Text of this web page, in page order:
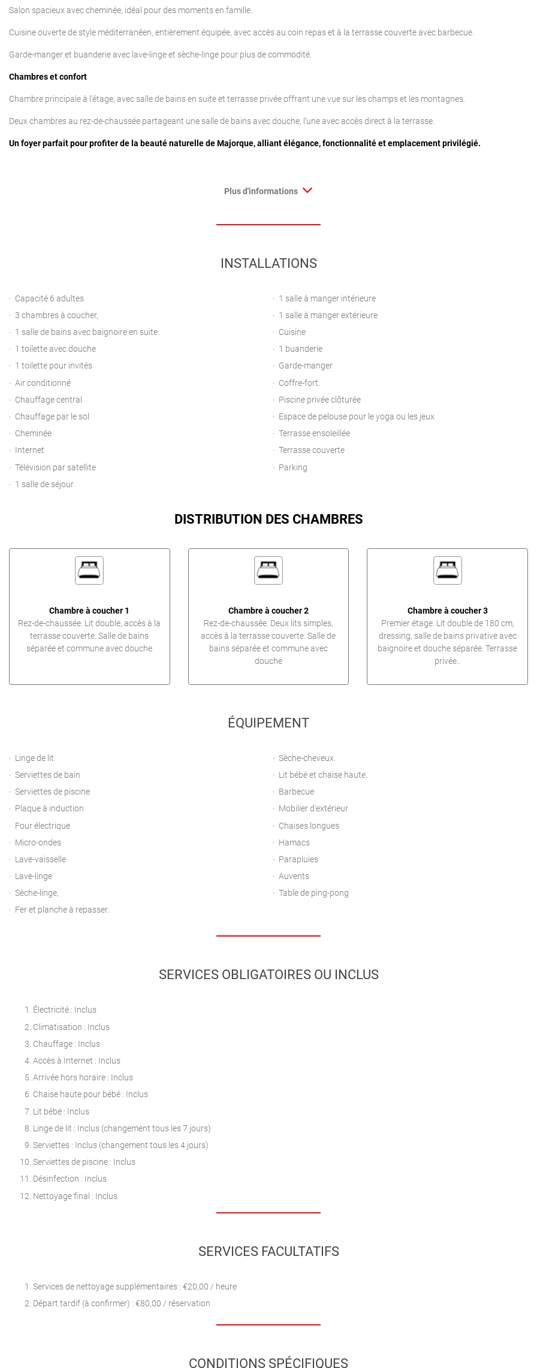
Salon spacieux avec cheminée, idéal pour des moments en famille.
Cuisine ouverte de style méditerranéen, entièrement équipée, avec accès au coin repas et à la terrasse couverte avec barbecue.
Garde-manger et buanderie avec lave-linge et sèche-linge pour plus de commodité.
Chambres et confort
Chambre principale à l’étage, avec salle de bains en suite et terrasse privée offrant une vue sur les champs et les montagnes.
Deux chambres au rez-de-chaussée partageant une salle de bains avec douche, l’une avec accès direct à la terrasse.
Un foyer parfait pour profiter de la beauté naturelle de Majorque, alliant élégance, fonctionnalité et emplacement privilégié.
Plus d'informations
INSTALLATIONS
Capacité 6 adultes
3 chambres à coucher,
1 salle de bains avec baignoire en suite.
1 toilette avec douche
1 toilette pour invités
Air conditionné
Chauffage central
Chauffage par le sol
Cheminée
Internet
Télévision par satellite
1 salle de séjour
1 salle à manger intérieure
1 salle à manger extérieure
Cuisine
1 buanderie
Garde-manger
Coffre-fort.
Piscine privée clôturée
Espace de pelouse pour le yoga ou les jeux
Terrasse ensoleillée
Terrasse couverte
Parking
DISTRIBUTION DES CHAMBRES
Chambre à coucher 1
Rez-de-chaussée. Lit double, accès à la
terrasse couverte. Salle de bains
séparée et commune avec douche
Chambre à coucher 2
Rez-de-chaussée. Deux lits simples,
accès à la terrasse couverte. Salle de
bains séparée et commune avec
douche
Chambre à coucher 3
Premier étage. Lit double de 180 cm,
dressing, salle de bains privative avec
baignoire et douche séparée. Terrasse
privée..
ÉQUIPEMENT
Linge de lit
Serviettes de bain
Serviettes de piscine
Plaque à induction
Four électrique
Micro-ondes
Lave-vaisselle
Lave-linge
Sèche-linge,
Fer et planche à repasser.
Sèche-cheveux.
Lit bébé et chaise haute.
Barbecue
Mobilier d'extérieur
Chaises longues
Hamacs
Parapluies
Auvents
Table de ping-pong
SERVICES OBLIGATOIRES OU INCLUS
Électricité : Inclus
Climatisation : Inclus
Chauffage : Inclus
Accès à Internet : Inclus
Arrivée hors horaire : Inclus
Chaise haute pour bébé : Inclus
Lit bébé : Inclus
Linge de lit : Inclus (changement tous les 7 jours)
Serviettes : Inclus (changement tous les 4 jours)
Serviettes de piscine : Inclus
Désinfection : Inclus
Nettoyage final : Inclus
SERVICES FACULTATIFS
Services de nettoyage supplémentaires : €20,00 / heure
Départ tardif (à confirmer) : €80,00 / réservation
CONDITIONS SPÉCIFIQUES